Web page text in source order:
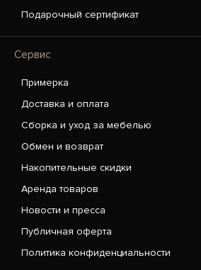
Подарочный сертификат
Сервис
Примерка
Доставка и оплата
Сборка и уход за мебелью
Обмен и возврат
Накопительные скидки
Аренда товаров
Новости и пресса
Публичная оферта
Политика конфиденциальности